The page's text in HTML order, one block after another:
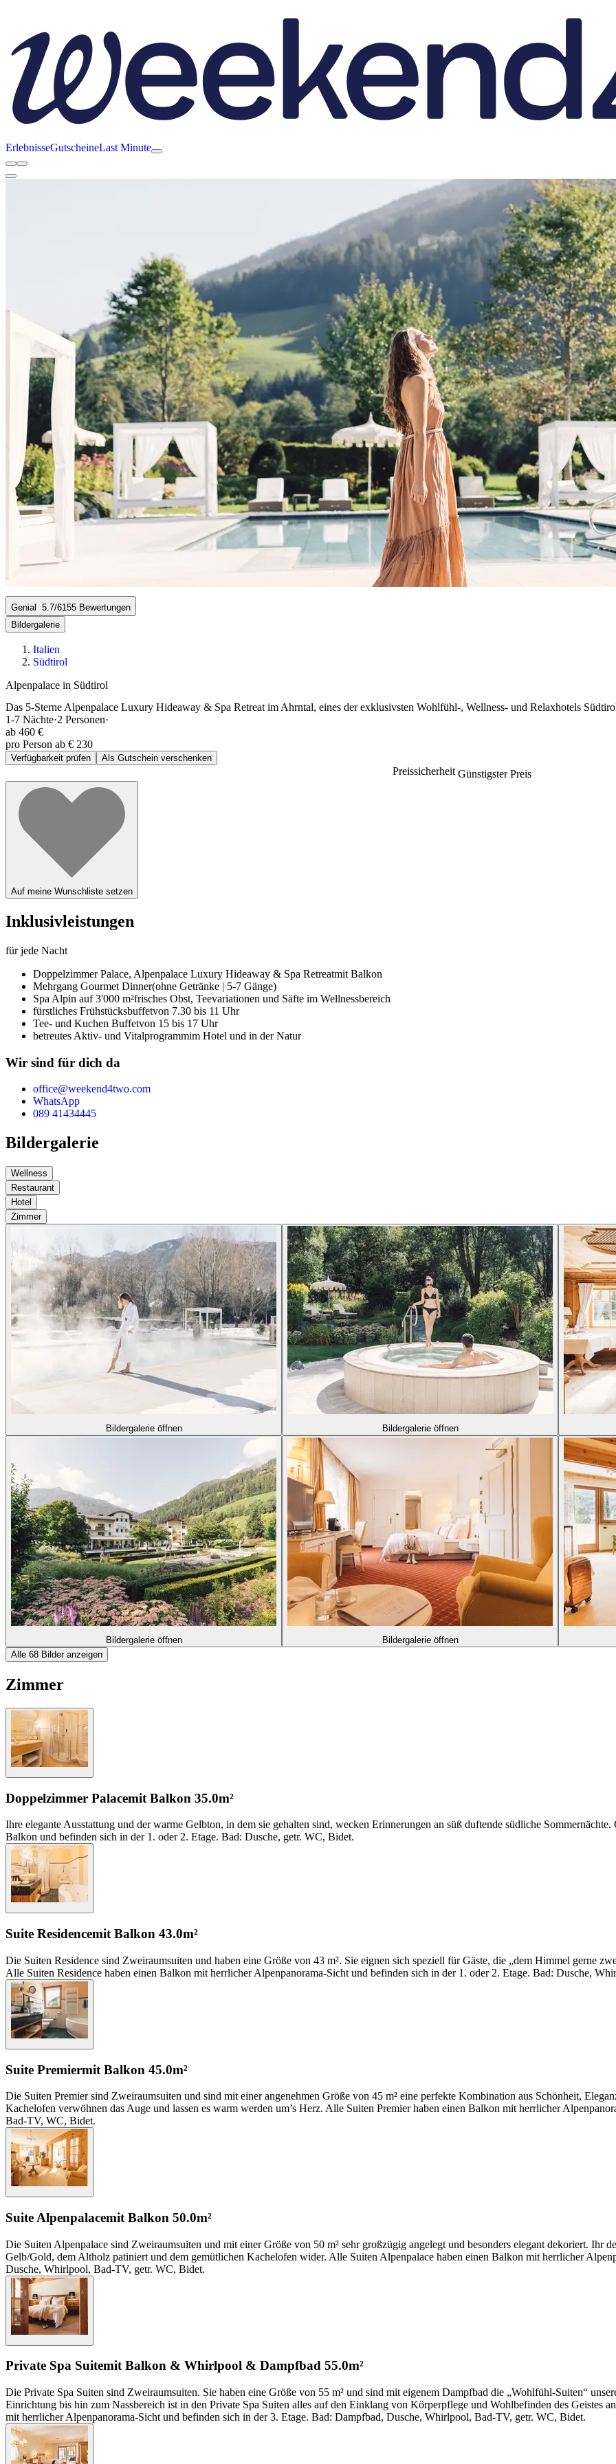
ErlebnisseGutscheineLast Minute
Genial 5.7/6155 Bewertungen
Bildergalerie
Italien
Südtirol
Alpenpalace in Südtirol
Das 5-Sterne Alpenpalace Luxury Hideaway & Spa Retreat im Ahrntal, eines der exklusivsten Wohlfühl-, Wellness- und Relaxhotels
1-7 Nächte·2 Personen·
ab 460 €
pro Person ab € 230
Verfügbarkeit prüfen Als Gutschein verschenken
Preissicherheit Günstigster Preis
Auf meine Wunschliste setzen
Inklusivleistungen
für jede Nacht
Doppelzimmer Palace, Alpenpalace Luxury Hideaway & Spa Retreatmit Balkon
Mehrgang Gourmet Dinner(ohne Getränke | 5-7 Gänge)
Spa Alpin auf 3'000 m²frisches Obst, Teevariationen und Säfte im Wellnessbereich
fürstliches Frühstücksbuffetvon 7.30 bis 11 Uhr
Tee- und Kuchen Buffetvon 15 bis 17 Uhr
betreutes Aktiv- und Vitalprogrammim Hotel und in der Natur
Wir sind für dich da
office@weekend4two.com
WhatsApp
089 41434445
Bildergalerie
Wellness
Restaurant
Hotel
Zimmer
Bildergalerie öffnen Bildergalerie öffnen
Bildergalerie öffnen
Bildergalerie öffnen
Alle 68 Bilder anzeigen
Zimmer
Doppelzimmer Palacemit Balkon 35.0m²
Ihre elegante Ausstattung und der warme Gelbton, in dem sie gehalten sind, wecken Erinnerungen an süß duftende südliche
Balkon und befinden sich in der 1. oder 2. Etage. Bad: Dusche, getr. WC, Bidet.
Suite Residencemit Balkon 43.0m²
Die Suiten Residence sind Zweiraumsuiten und haben eine Größe von 43 m². Sie eignen sich speziell für Gäste, die „dem Himmel gerne
Alle Suiten Residence haben einen Balkon mit herrlicher Alpenpanorama-Sicht und befinden sich in der 1. oder 2. Etage. Bad: Dusche,
Suite Premiermit Balkon 45.0m²
Die Suiten Premier sind Zweiraumsuiten und sind mit einer angenehmen Größe von 45 m² eine perfekte Kombination aus Schönheit,
Kachelofen verwöhnen das Auge und lassen es warm werden um’s Herz. Alle Suiten Premier haben einen Balkon mit herrlicher
Bad-TV, WC, Bidet.
Suite Alpenpalacemit Balkon 50.0m²
Die Suiten Alpenpalace sind Zweiraumsuiten und mit einer Größe von 50 m² sehr großzügig angelegt und besonders elegant dekoriert. Ihr
Gelb/Gold, dem Altholz patiniert und dem gemütlichen Kachelofen wider. Alle Suiten Alpenpalace haben einen Balkon mit herrlicher
Dusche, Whirlpool, Bad-TV, getr. WC, Bidet.
Private Spa Suitemit Balkon & Whirlpool & Dampfbad 55.0m²
Die Private Spa Suiten sind Zweiraumsuiten. Sie haben eine Größe von 55 m² und sind mit eigenem Dampfbad die „Wohlfühl-Suiten“
Einrichtung bis hin zum Nassbereich ist in den Private Spa Suiten alles auf den Einklang von Körperpflege und Wohlbefinden des Geistes
mit herrlicher Alpenpanorama-Sicht und befinden sich in der 3. Etage. Bad: Dampfbad, Dusche, Whirlpool, Bad-TV, getr. WC, Bidet.